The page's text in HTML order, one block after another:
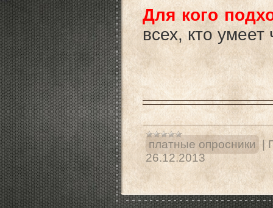
Для кого
всех, кто умеет
платные опросники |
26.12.2013